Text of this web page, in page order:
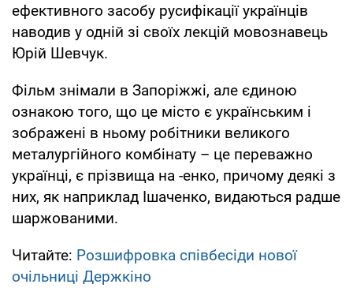
ефективного засобу русифікації українців
наводив у одній зі своїх лекцій мовознавець
Юрій Шевчук.
Фільм знімали в Запоріжжі, але єдиною
ознакою того, що це місто є українським і
зображені в ньому робітники великого
металургійного комбінату – це переважно
українці, є прізвища на -енко, причому деякі з
них, як наприклад Ішаченко, видаються радше
шаржованими.
Читайте: Розшифровка співбесіди нової
очільниці Держкіно